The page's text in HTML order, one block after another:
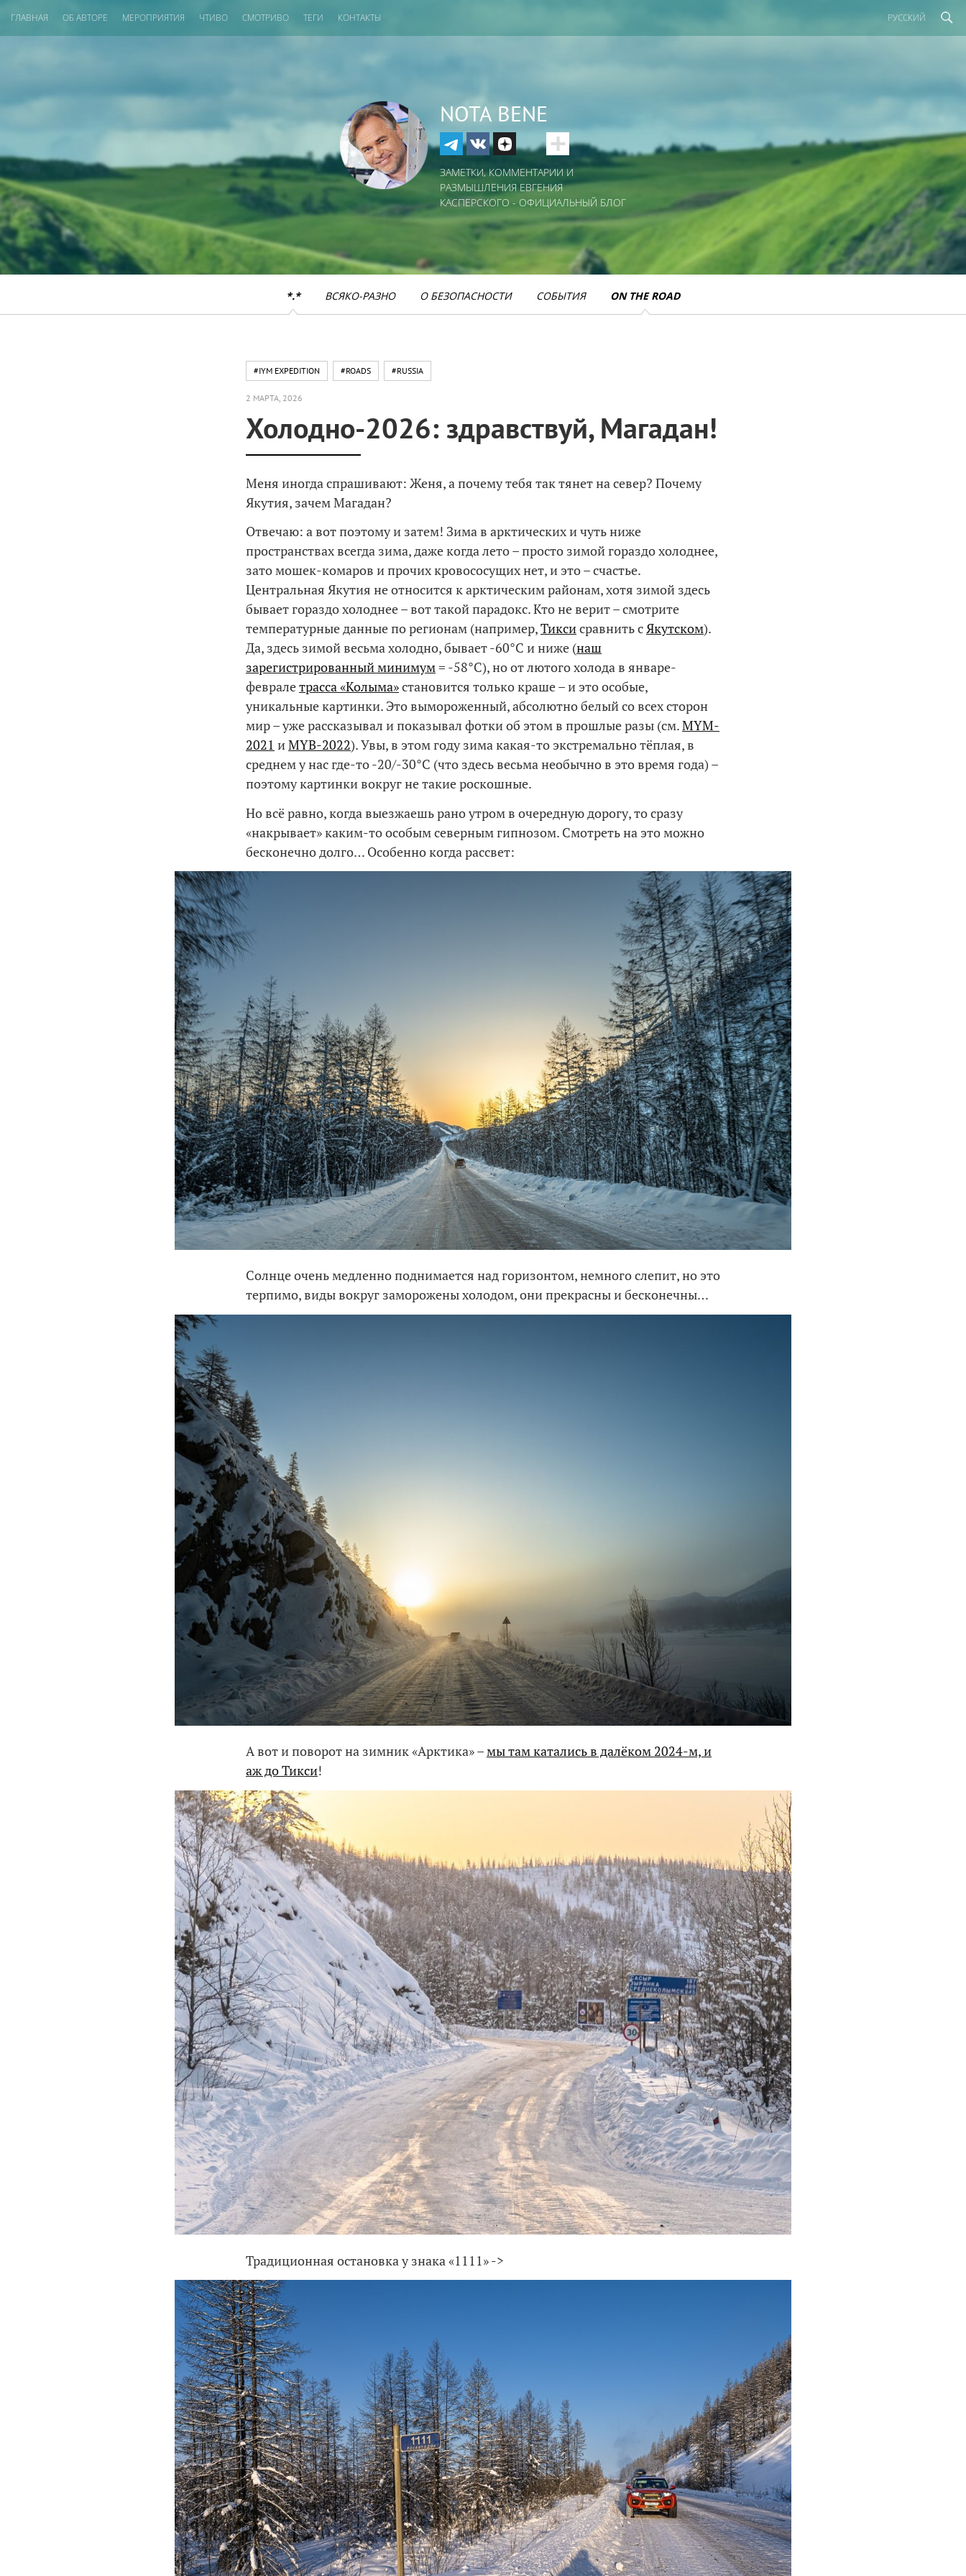
ГЛАВНАЯ ОБ АВТОРЕ МЕРОПРИЯТИЯ ЧТИВО СМОТРИВО ТЕГИ КОНТАКТЫ РУССКИЙ
NOTA BENE
ЗАМЕТКИ, КОММЕНТАРИИ И
РАЗМЫШЛЕНИЯ ЕВГЕНИЯ
КАСПЕРСКОГО - ОФИЦИАЛЬНЫЙ БЛОГ
*.* ВСЯКО-РАЗНО О БЕЗОПАСНОСТИ СОБЫТИЯ ON THE ROAD
#IYM EXPEDITION #ROADS #RUSSIA
2 МАРТА, 2026
Холодно-2026: здравствуй, Магадан!
Меня иногда спрашивают: Женя, а почему тебя так тянет на север? Почему
Якутия, зачем Магадан?
Отвечаю: а вот поэтому и затем! Зима в арктических и чуть ниже
пространствах всегда зима, даже когда лето – просто зимой гораздо холоднее,
зато мошек-комаров и прочих кровососущих нет, и это – счастье.
Центральная Якутия не относится к арктическим районам, хотя зимой здесь
бывает гораздо холоднее – вот такой парадокс. Кто не верит – смотрите
температурные данные по регионам (например,Тиксисравнить сЯкутском).
Да, здесь зимой весьма холодно, бывает -60°C и ниже (наш
зарегистрированный минимум= -58°C), но от лютого холода в январе-
февралетрасса «Колыма»становится только краше – и это особые,
уникальные картинки. Это вымороженный, абсолютно белый со всех сторон
мир – уже рассказывал и показывал фотки об этом в прошлые разы (см.MYM-
2021 иMYB-2022). Увы, в этом году зима какая-то экстремально тёплая, в
среднем у нас где-то -20/-30°C (что здесь весьма необычно в это время года) –
поэтому картинки вокруг не такие роскошные.
Но всё равно, когда выезжаешь рано утром в очередную дорогу, то сразу
«накрывает» каким-то особым северным гипнозом. Смотреть на это можно
бесконечно долго… Особенно когда рассвет:
Солнце очень медленно поднимается над горизонтом, немного слепит, но это
терпимо, виды вокруг заморожены холодом, они прекрасны и бесконечны…
А вот и поворот на зимник «Арктика» –мы там катались в далёком 2024-м, и
аж до Тикси!
Традиционная остановка у знака «1111» ->